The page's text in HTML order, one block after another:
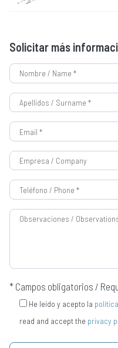
Solicitar más
* Campos obligatorios /
He leído y acepto la
read and accept the privacy